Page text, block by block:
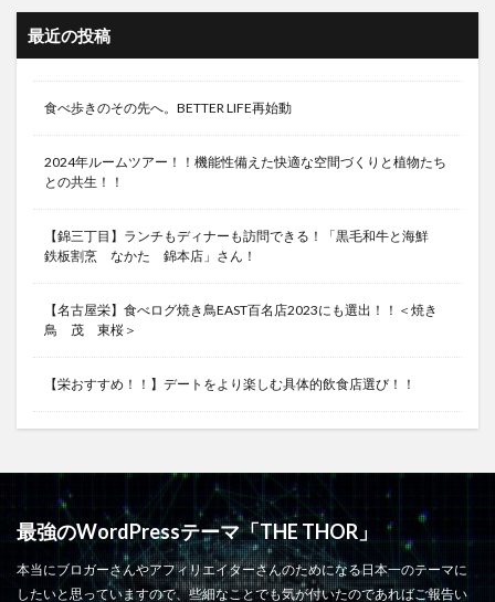
最近の投稿
食べ歩きのその先へ。BETTER LIFE再始動
2024年ルームツアー！！機能性備えた快適な空間づくりと植物たち
との共生！！
【錦三丁目】ランチもディナーも訪問できる！「黒毛和牛と海鮮
鉄板割烹 なかた 錦本店」さん！
【名古屋栄】食べログ焼き鳥EAST百名店2023にも選出！！＜焼き
鳥 茂 東桜＞
【栄おすすめ！！】デートをより楽しむ具体的飲食店選び！！
最強のWordPressテーマ「THE THOR」
本当にブロガーさんやアフィリエイターさんのためになる日本一のテーマに
したいと思っていますので、些細なことでも気が付いたのであればご報告い